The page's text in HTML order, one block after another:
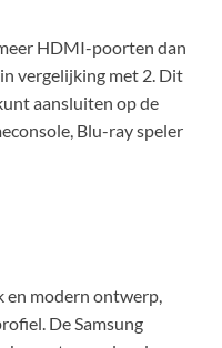
HDMI-poorten dan
vergelijking met 2. Dit
aansluiten op de
Blu-ray speler
en modern ontwerp,
De Samsung